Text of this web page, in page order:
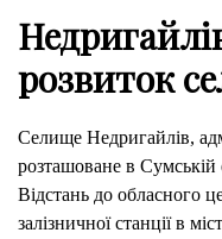
розвиток
Селище Недригайлів,
розташоване в Сумській
Відстань до обласного
залізничної станції в